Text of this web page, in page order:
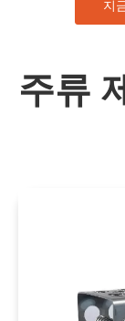
지
주류